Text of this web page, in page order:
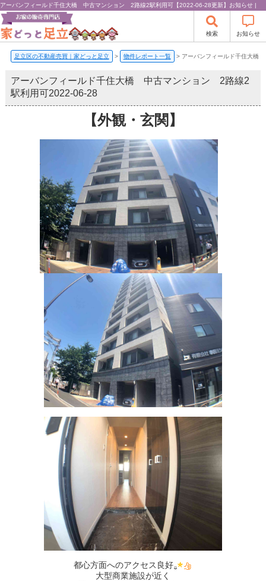
アーバンフィールド千住大橋 中古マンション 2路線2駅利用可【2022-06-28更新】お知らせ |
検索 お知らせ
足立区の不動産売買｜家どっと足立 > 物件レポート一覧 > アーバンフィールド千住大
アーバンフィールド千住大橋 中古マンション 2路線2
駅利用可2022-06-28
【外観・玄関】
都心方面へのアクセス良好
大型商業施設が近く